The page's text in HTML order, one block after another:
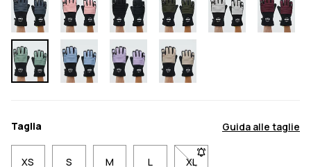
Taglia Guida alle taglie
XS S M L XL- Taglia XL non